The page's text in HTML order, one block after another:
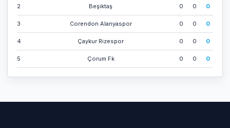
2 Beşi̇ktaş 0 0 0
3 Corendon Alanyaspor 0 0 0
4 Çaykur Ri̇zespor 0 0 0
5 Çorum Fk 0 0 0